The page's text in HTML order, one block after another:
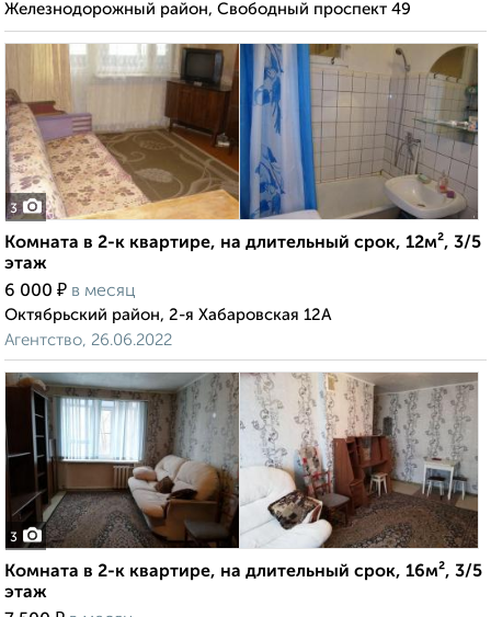
Железнодорожный район, Свободный проспект 49
3
Комната в 2-к квартире, на длительный срок, 12м², 3/5
этаж
6 000 ₽ в месяц
Октябрьский район, 2-я Хабаровская 12А
Агентство, 26.06.2022
3
Комната в 2-к квартире, на длительный срок, 16м², 3/5
этаж